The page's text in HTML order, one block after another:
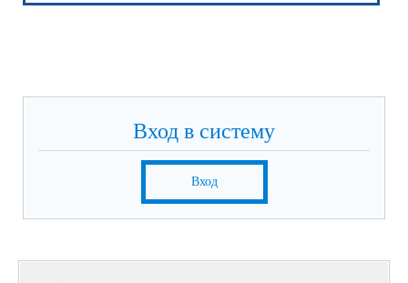
Вход в систему
Вход